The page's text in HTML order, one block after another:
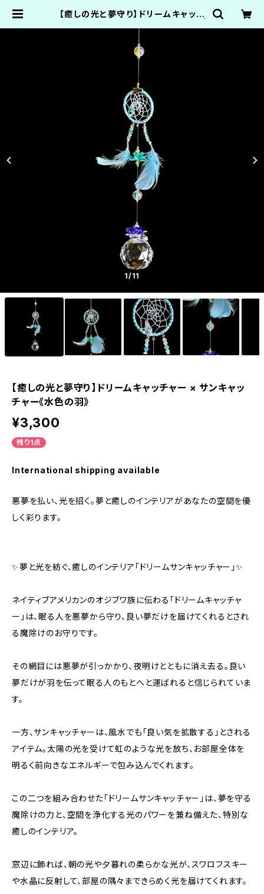
【癒しの光と夢守り】ドリームキャッチ
まんげつのいろ
1/11
【癒しの光と夢守り】ドリームキャッチャー × サンキャッ
チャー《水色の羽》
¥3,300
残り1点
International shipping available
悪夢を払い、光を招く。夢と癒しのインテリアがあなたの空間を優
しく彩ります。
✨夢と光を紡ぐ、癒しのインテリア「ドリームサンキャッチャー」✨
ネイティブアメリカンのオジブワ族に伝わる「ドリームキャッチャ
ー」は、眠る人を悪夢から守り、良い夢だけを届けてくれるとされ
る魔除けのお守りです。
その網目には悪夢が引っかかり、夜明けとともに消え去る。良い
夢だけが羽を伝って眠る人のもとへと運ばれると信じられていま
す。
一方、サンキャッチャーは、風水でも「良い気を拡散する」とされる
アイテム。太陽の光を受けて虹のような光を放ち、お部屋全体を
明るく前向きなエネルギーで包み込んでくれます。
この二つを組み合わせた「ドリームサンキャッチャー」は、夢を守る
魔除けの力と、空間を浄化する光のパワーを兼ね備えた、特別な
癒しのインテリア。
窓辺に飾れば、朝の光や夕暮れの柔らかな光が、スワロフスキー
や水晶に反射して、部屋の隅々まできらめく光を届けてくれます。